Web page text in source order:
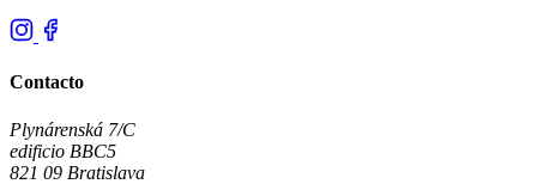
Contacto
Plynárenská 7/C
edificio BBC5
821 09 Bratislava